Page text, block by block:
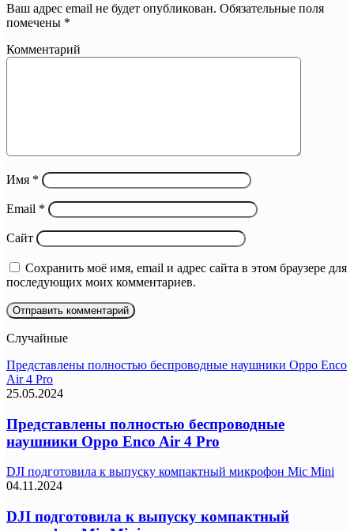
Ваш адрес email не будет опубликован. Обязательные поля
помечены *
Комментарий
Имя *
Email *
Сайт
Сохранить моё имя, email и адрес сайта в этом браузере для
последующих моих комментариев.
Случайные
Представлены полностью беспроводные наушники Oppo Enco
Air 4 Pro
25.05.2024
Представлены полностью беспроводные
наушники Oppo Enco Air 4 Pro
DJI подготовила к выпуску компактный микрофон Mic Mini
04.11.2024
DJI подготовила к выпуску компактный